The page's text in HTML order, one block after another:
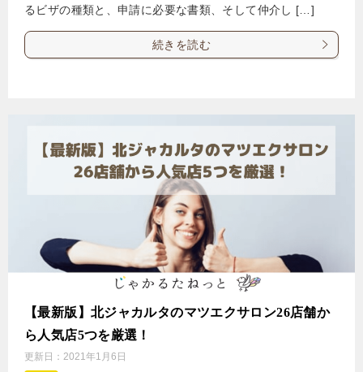
るビザの種類と、申請に必要な書類、そして仲介し […]
続きを読む
【最新版】北ジャカルタのマツエクサロン26店舗か
ら人気店5つを厳選！
更新日： 2021年1月6日